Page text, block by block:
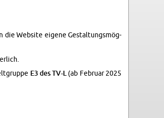
die Web­site ei­ge­ne Ge­stal­tungs­mög­
E3 des TV-L (ab Fe­bru­ar 2025